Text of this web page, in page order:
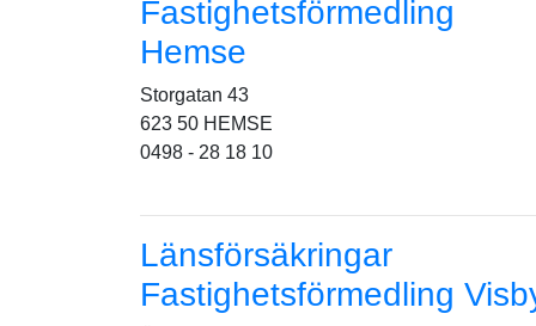
Fastighetsförmedling
Hemse
Storgatan 43
623 50 HEMSE
0498 - 28 18 10
Länsförsäkringar
Fastighetsförmedling